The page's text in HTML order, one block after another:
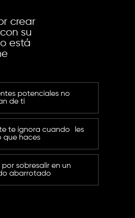
crear
su
está
potenciales no
de ti
te ignora cuando les
que haces
por sobresalir en un
abarrotado